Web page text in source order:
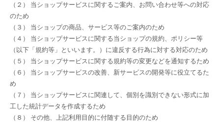
（２） 当ショップサービスに関するご案内、お問い合わせ等への対応
のため
（３） 当ショップの商品、サービス等のご案内のため
（４） 当ショップサービスに関する当ショップの規約、ポリシー等
（以下「規約等」といいます。）に違反する行為に対する対応のため
（５） 当ショップサービスに関する規約等の変更などを通知するため
（６） 当ショップサービスの改善、新サービスの開発等に役立てるた
め
（７） 当ショップサービスに関連して、個別を識別できない形式に加
工した統計データを作成するため
（８） その他、上記利用目的に付随する目的のため